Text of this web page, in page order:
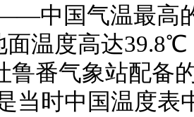
中国气温最高
面温度高达
鲁番气象站配备
当时中国温度表